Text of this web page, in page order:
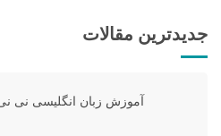
جدیدترین مقالات
آموزش زبان انگلیسی نی